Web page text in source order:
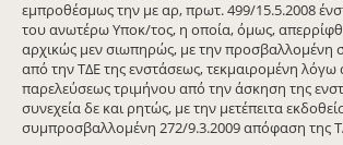
εμπροθέσμως την με αρ, πρωτ. 499/15.5.2008
του ανωτέρω Υποκ/τος, η οποία, όμως,
αρχικώς μεν σιωπηρώς, με την προσβαλλομένη
από την ΤΔΕ της ενστάσεως, τεκμαιρομένη
παρελεύσεως τριμήνου από την άσκηση της
συνεχεία δε και ρητώς, με την μετέπειτα
συμπροσβαλλομένη 272/9.3.2009 απόφαση της